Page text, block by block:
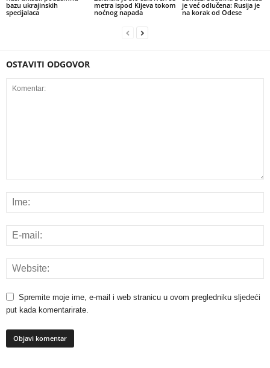
bazu ukrajinskih
specijalaca
metra ispod Kijeva tokom
noćnog napada
je već odlučena: Rusija je
na korak od Odese
OSTAVITI ODGOVOR
Spremite moje ime, e-mail i web stranicu u ovom pregledniku sljedeći
put kada komentarirate.